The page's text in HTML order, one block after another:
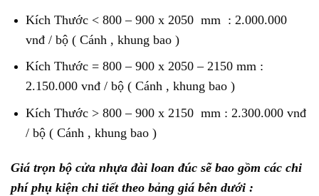
Kích Thước < 800 – 900 x 2050 mm : 2.000.000
vnđ / bộ ( Cánh , khung bao )
Kích Thước = 800 – 900 x 2050 – 2150 mm :
2.150.000 vnđ / bộ ( Cánh , khung bao )
Kích Thước > 800 – 900 x 2150 mm : 2.300.000 vnđ
/ bộ ( Cánh , khung bao )
Giá trọn bộ cửa nhựa đài loan đúc sẽ bao gồm các chi
phí phụ kiện chi tiết theo bảng giá bên dưới :